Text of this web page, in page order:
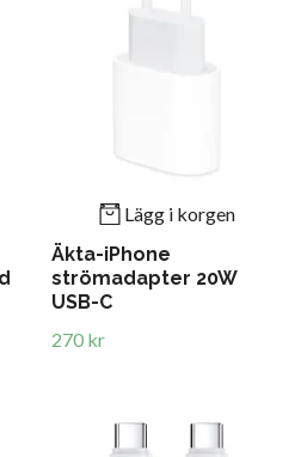
Lägg i korgen
Äkta-iPhone
strömadapter 20W
USB-C
270 kr